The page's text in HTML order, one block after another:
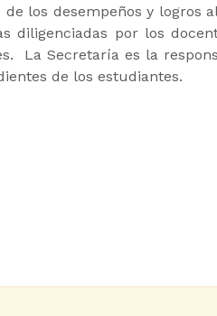
los desempeños y logros
por los
La Secretaría es la
de los estudiantes.